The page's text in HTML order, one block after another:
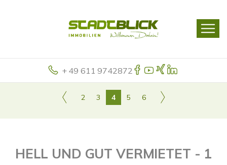
+ 49 611 9742872
2 3 4 5 6
HELL UND GUT VERMIETET - 1